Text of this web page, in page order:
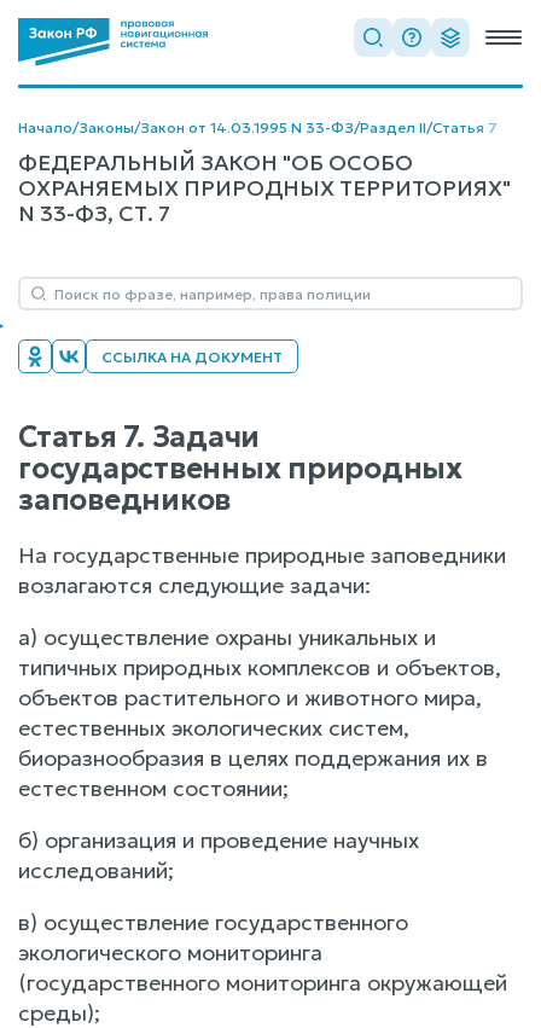
Начало/Законы/Закон от 14.03.1995 N 33-ФЗ/Раздел II/Статья 7
ФЕДЕРАЛЬНЫЙ ЗАКОН "ОБ ОСОБО
ОХРАНЯЕМЫХ ПРИРОДНЫХ ТЕРРИТОРИЯХ"
N 33-ФЗ, СТ. 7
ССЫЛКА НА ДОКУМЕНТ
Статья 7. Задачи
государственных природных
заповедников
На государственные природные заповедники
возлагаются следующие задачи:
а) осуществление охраны уникальных и
типичных природных комплексов и объектов,
объектов растительного и животного мира,
естественных экологических систем,
биоразнообразия в целях поддержания их в
естественном состоянии;
б) организация и проведение научных
исследований;
в) осуществление государственного
экологического мониторинга
(государственного мониторинга окружающей
среды);